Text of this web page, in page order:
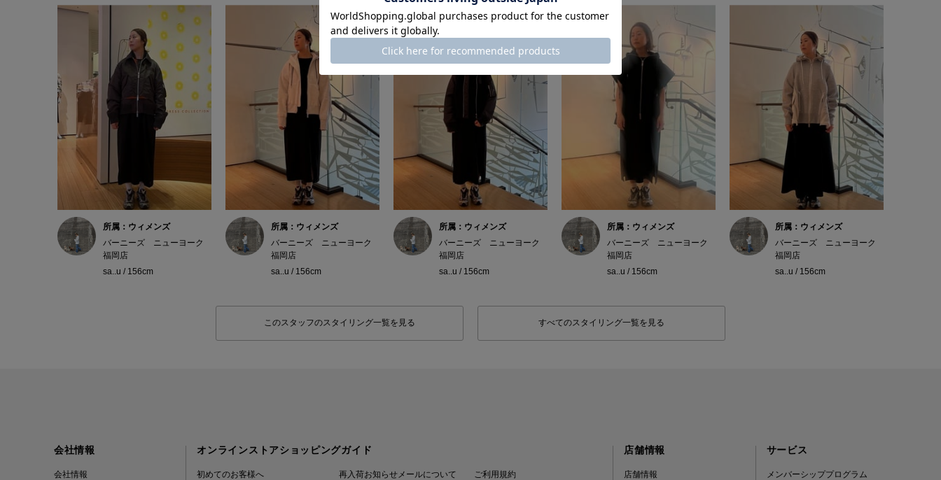
所属：ウィメンズ
バーニーズ ニューヨーク
福岡店
sa..u / 156cm
所属：ウィメンズ
バーニーズ ニューヨーク
福岡店
sa..u / 156cm
所属：ウィメンズ
バーニーズ ニューヨーク
福岡店
sa..u / 156cm
所属：ウィメンズ
バーニーズ ニューヨーク
福岡店
sa..u / 156cm
所属：ウィメンズ
バーニーズ ニューヨーク
福岡店
sa..u / 156cm
このスタッフのスタイリング一覧を見る すべてのスタイリング一覧を見る
会社情報
会社情報
オンラインストアショッピングガイド
初めてのお客様へ 再入荷お知らせメールについて ご利用規約
店舗情報
店舗情報
サービス
メンバーシッププログラム